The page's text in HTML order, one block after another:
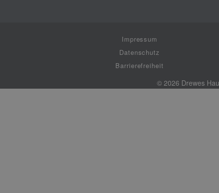
Impressum
Datenschutz
Barrierefreiheit
© 2026 Drewes